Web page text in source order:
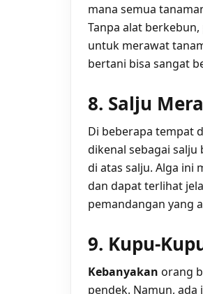
mana semua
Tanpa alat
untuk merawat
bertani bisa sangat
8. Salju
Di beberapa tempat
dikenal sebagai
di atas salju. Alga ini
dan dapat terlihat
pemandangan yang
9. Kupu-
Kebanyakan orang
pendek. Namun,